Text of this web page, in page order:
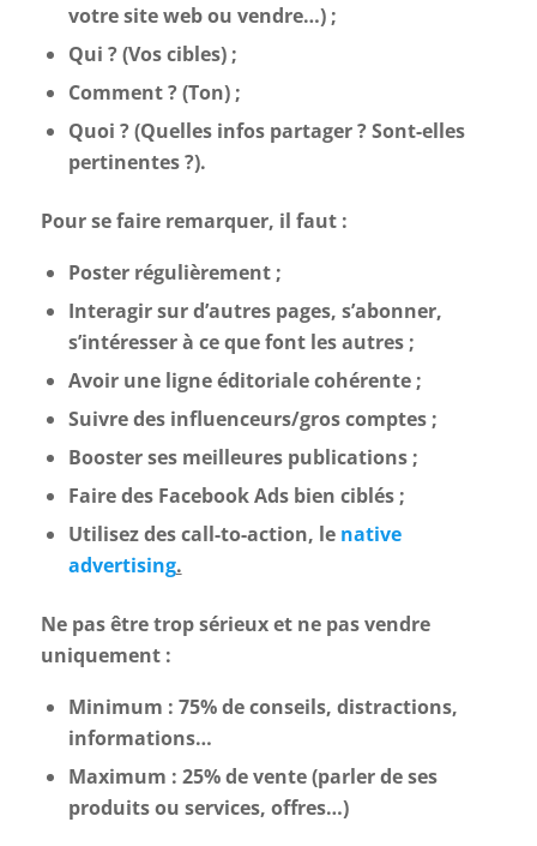
votre site web ou vendre…) ;
Qui ? (Vos cibles) ;
Comment ? (Ton) ;
Quoi ? (Quelles infos partager ? Sont-elles
pertinentes ?).
Pour se faire remarquer, il faut :
Poster régulièrement ;
Interagir sur d’autres pages, s’abonner,
s’intéresser à ce que font les autres ;
Avoir une ligne éditoriale cohérente ;
Suivre des influenceurs/gros comptes ;
Booster ses meilleures publications ;
Faire des Facebook Ads bien ciblés ;
Utilisez des call-to-action, le native
advertising.
Ne pas être trop sérieux et ne pas vendre
uniquement :
Minimum : 75% de conseils, distractions,
informations…
Maximum : 25% de vente (parler de ses
produits ou services, offres…)